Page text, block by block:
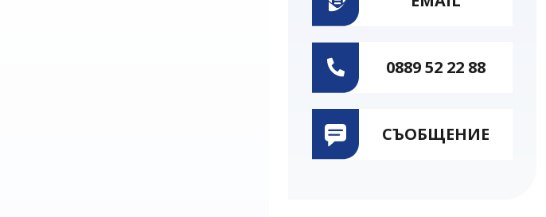
0889 52 22 88
СЪОБЩЕНИЕ